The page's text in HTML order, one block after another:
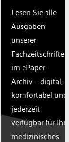
Lesen Sie alle
Ausgaben
unserer
Fachzeitschriften
im ePaper-
Archiv – digital,
komfortabel und
jederzeit
verfügbar für Ihr
medizinisches